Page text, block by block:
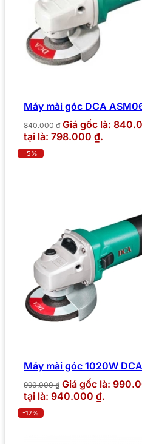
Máy mài góc DCA
840.000₫ Giá gốc là:
tại là: 798.000 ₫.
-5%
Máy mài góc 1020W
990.000₫ Giá gốc là:
tại là: 940.000 ₫.
-12%